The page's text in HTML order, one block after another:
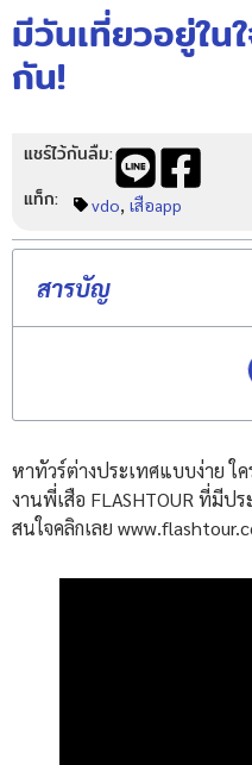
มีวันเที่ยวอยู่ใน
กัน!
แชร์ไว้กันลืม:
แท็ก:
vdo, เสือapp
สารบัญ
หาทัวร์ต่างประเทศแบบง่าย
งานพี่เสือ FLASHTOUR ที่มีป
สนใจคลิกเลย